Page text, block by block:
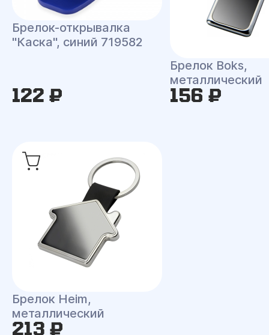
Брелок-открывалка
"Каска", синий 719582
122 ₽
Брелок Boks,
металлический
156 ₽
Брелок Heim,
металлический
213 ₽